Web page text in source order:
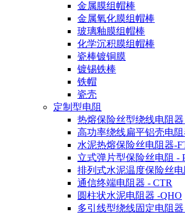
金属膜组帽棒
金属氧化膜组帽棒
玻璃釉膜组帽棒
化学沉积膜组帽棒
瓷棒镀铜膜
镀锡铁棒
铁帽
瓷壳
定制型电阻
热熔保险丝型绕线电阻器
高功率绕线扁平铝壳电阻
水泥热熔保险丝电阻器-
立式弹片型保险丝电阻 -
排列式水泥温度保险丝
通信终端电阻器 - CTR
圆柱状水泥电阻器 -QHO
多引线型绕线固定电阻